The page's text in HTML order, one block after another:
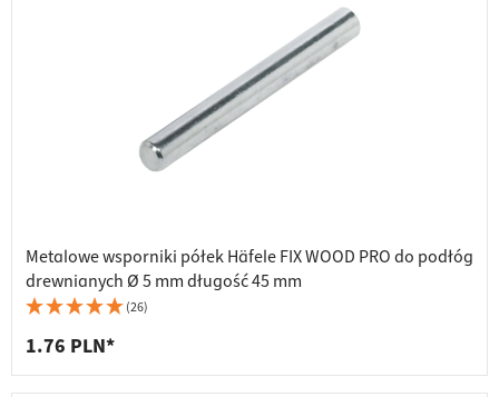
Metalowe wsporniki półek Häfele FIX WOOD PRO do podłóg
drewnianych Ø 5 mm długość 45 mm
(26)
1.76 PLN*